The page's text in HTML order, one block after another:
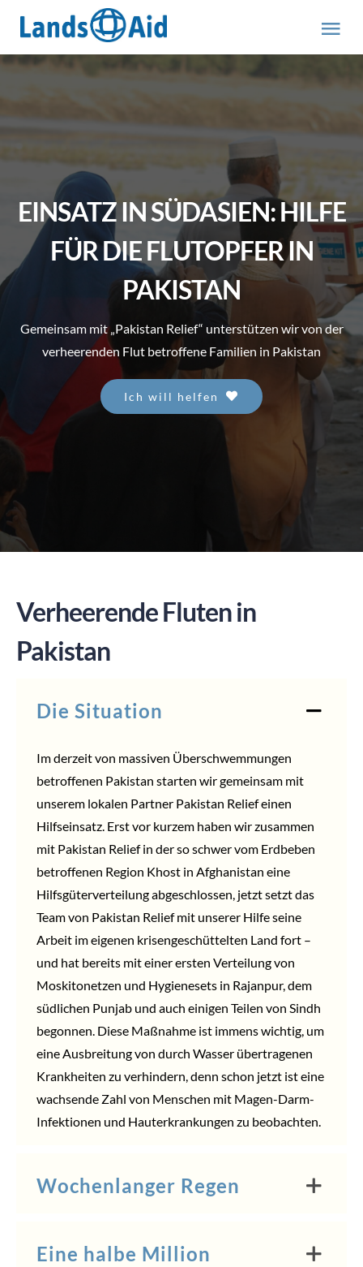
Inhalt
springen
ÜBER UNS
ABOUT US (engl.)
MITMACHEN
SPENDEN
EINSATZ IN SÜDASIEN: HILFE
FÜR DIE FLUTOPFER IN
PAKISTAN
Gemeinsam mit „Pakistan Relief“ unterstützen wir von der
verheerenden Flut betroffene Familien in Pakistan
Ich will helfen
Verheerende Fluten in
Pakistan
Die Situation
Im derzeit von massiven Überschwemmungen
betroffenen Pakistan starten wir gemeinsam mit
unserem lokalen Partner Pakistan Relief einen
Hilfseinsatz. Erst vor kurzem haben wir zusammen
mit Pakistan Relief in der so schwer vom Erdbeben
betroffenen Region Khost in Afghanistan eine
Hilfsgüterverteilung abgeschlossen, jetzt setzt das
Team von Pakistan Relief mit unserer Hilfe seine
Arbeit im eigenen krisengeschüttelten Land fort –
und hat bereits mit einer ersten Verteilung von
Moskitonetzen und Hygienesets in Rajanpur, dem
südlichen Punjab und auch einigen Teilen von Sindh
begonnen. Diese Maßnahme ist immens wichtig, um
eine Ausbreitung von durch Wasser übertragenen
Krankheiten zu verhindern, denn schon jetzt ist eine
wachsende Zahl von Menschen mit Magen-Darm-
Infektionen und Hauterkrankungen zu beobachten.
Wochenlanger Regen
Eine halbe Million